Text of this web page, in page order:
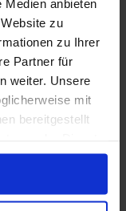
Medien anbieten
zu
zu Ihrer
Partner für
weiter. Unsere
mit
bereitgestellt
Keine alternativen